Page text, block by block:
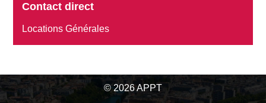
Contact direct
Locations Générales
© 2026 APPT